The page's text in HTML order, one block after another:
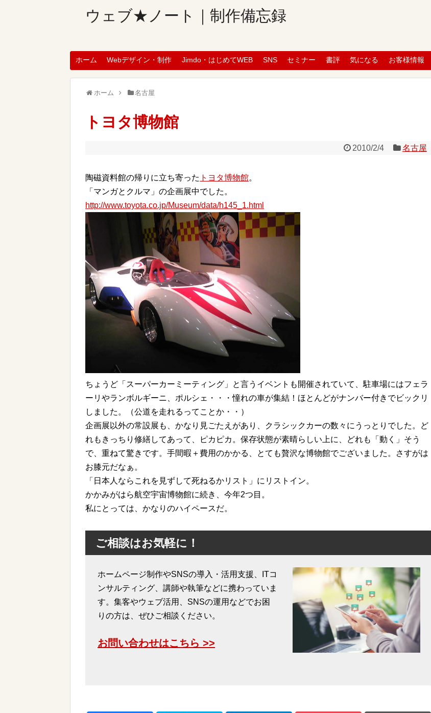
ウェブ★ノート｜制作備忘録
ホーム Webデザイン・制作 Jimdo・はじめてWEB SNS セミナー 書評 気になる お客様情報
ホーム 名古屋
トヨタ博物館
2010/2/4 名古屋
陶磁資料館の帰りに立ち寄った トヨタ博物館。
「マンガとクルマ」の企画展中でした。
http://www.toyota.co.jp/Museum/data/h145_1.html
ちょうど「スーパーカーミーティング」と言うイベントも開催されていて、駐車場にはフェラ
ーリやランボルギーニ、ポルシェ・・・憧れの車が集結！ほとんどがナンバー付きでビックリ
しました。（公道を走れるってことか・・）
企画展以外の常設展も、かなり見ごたえがあり、クラシックカーの数々にうっとりでした。ど
れもきっちり修繕してあって、ピカピカ。保存状態が素晴らしい上に、どれも「動く」そう
で、重ねて驚きです。手間暇＋費用のかかる、とても贅沢な博物館でございました。さすがは
お膝元だなぁ。
「日本人ならこれを見ずして死ねるかリスト」にリストイン。
かかみがはら航空宇宙博物館に続き、今年2つ目。
私にとっては、かなりのハイペースだ。
ご相談はお気軽に！
ホームページ制作やSNSの導入・活用支援、ITコ
ンサルティング、講師や執筆などに携わっていま
す。集客やウェブ活用、SNSの運用などでお困
りの方は、ぜひご相談ください。
お問い合わせはこちら >>